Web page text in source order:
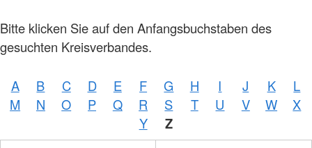
Bitte klicken Sie auf den Anfangsbuchstaben des
gesuchten Kreisverbandes.
A B C D E F G H I J K
L
M
N O P Q R S T U V W
X
Y
Z
Foto:
/